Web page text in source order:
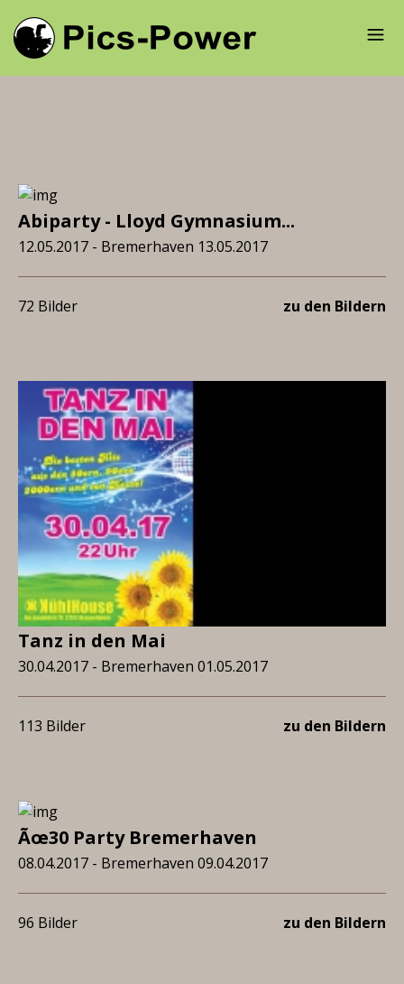
Abiparty - Lloyd Gymnasium...
12.05.2017 - Bremerhaven 13.05.2017
72 Bilder zu den Bildern
Tanz in den Mai
30.04.2017 - Bremerhaven 01.05.2017
113 Bilder zu den Bildern
Ãœ30 Party Bremerhaven
08.04.2017 - Bremerhaven 09.04.2017
96 Bilder zu den Bildern